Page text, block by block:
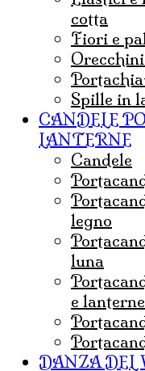
cotta
Fiori e
Spille in
CANDELE PORTACANDELE E
LANTERNE
candele
portacandele in ferro con animali in
legno
portacandele in ferro e legno sole
luna
portacandele in ferro, in ferro e legno
e lanterne
DANZA